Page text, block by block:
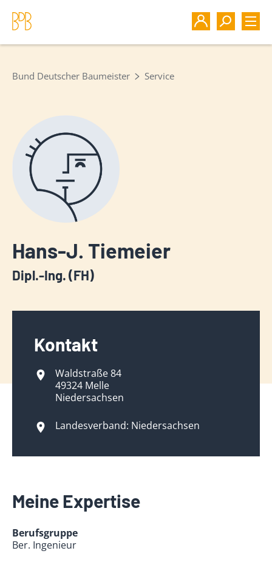
Bund Deutscher Baumeister Service
Hans-J. Tiemeier
Dipl.-Ing. (FH)
Kontakt
Waldstraße 84
49324 Melle
Niedersachsen
Landesverband: Niedersachsen
Meine Expertise
Berufsgruppe
Ber. Ingenieur